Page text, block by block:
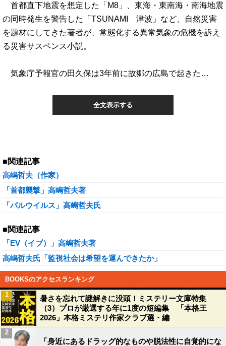
首都直下地震を想定した「M8」、東海・東南海・南海地震
の同時発生を警告した「TSUNAMI 津波」など、自然災害
を題材にしてきた著者が、常態化する異常気象の危機を訴え
る災害サスペンス小説。
気象庁予報官の田久保は3年前に故郷の広島で起きた…
全文表示する
■関連記事
高嶋哲夫（作家）
「首都襲撃」高嶋哲夫著
「パルウイルス」高嶋哲夫氏
■関連記事
「EV（イブ）」高嶋哲夫著
高嶋哲夫氏「監視社会は希望を運んできたか」
BOOKSのアクセスランキング
暑さを忘れて謎解きに没頭！ミステリー文庫特集
（3）プロが厳選する年に1度の短編集 「本格王
2026」本格ミステリ作家クラブ選・編
1
「身近にあるドラッグ的なものや脱法性に自覚的にな
2